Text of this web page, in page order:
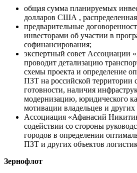
общая сумма планируемых
долларов США ,
предварительные
инвесторами об участии в
софинансирования;
экспертный совет Ассоциации
проводит детализацию
схемы проекта и определение
ПЗТ на российской территории
готовности, наличия
модернизацию, юридического
мотивации владельцев и других
Ассоциация «Афанасий
содействии со стороны
городов в определении
ПЗТ и других объектов
Зернофлот